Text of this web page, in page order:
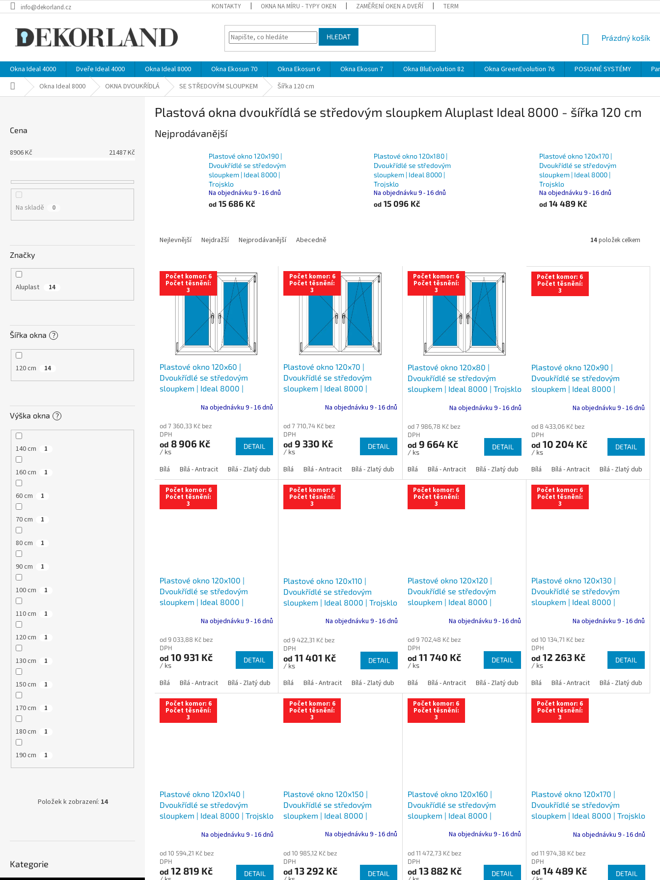
Přejít
na
info@dekorland.cz KONTAKTY OKNA NA MÍRU - TYPY OKEN ZAMĚŘENÍ OKEN A DVEŘÍ TERMÍNY
HLEDAT
NÁKUPNÍ
Prázdný košík
Okna Ideal 4000 Dveře Ideal 4000 Okna Ideal 8000 Okna Ekosun 70 Okna Ekosun 6 Okna Ekosun 7 Okna BluEvolution 82 Okna GreenEvolution 76 POSUVNÉ SYSTÉMY
Domů Okna Ideal 8000 OKNA DVOUKŘÍDLÁ SE STŘEDOVÝM SLOUPKEM Šířka 120 cm
Cena
8906Kč 21487Kč
Na skladě 0
Značky
Aluplast 14
Šířka okna ?
120 cm 14
Výška okna ?
140 cm 1
160 cm 1
60 cm 1
70 cm 1
80 cm 1
90 cm 1
100 cm 1
110 cm 1
120 cm 1
130 cm 1
150 cm 1
170 cm 1
180 cm 1
190 cm 1
Položek k zobrazení: 14
kategorie
Kategorie
Plastová okna dvoukřídlá se středovým sloupkem Aluplast Ideal 8000 - šířka 120 cm
Nejprodávanější
Plastové okno 120x190 |
Dvoukřídlé se středovým
sloupkem | Ideal 8000 |
Trojsklo
Na objednávku 9 - 16 dnů
od 15 686 Kč
Plastové okno 120x180 |
Dvoukřídlé se středovým
sloupkem | Ideal 8000 |
Trojsklo
Na objednávku 9 - 16 dnů
od 15 096 Kč
Plastové okno 120x170 |
Dvoukřídlé se středovým
sloupkem | Ideal 8000 |
Trojsklo
Na objednávku 9 - 16 dnů
od14 489 Kč
n
p
Nejlevnější Nejdražší Nejprodávanější Abecedně 14položek celkem
V
p
Počet komor: 6
Počet těsnění:
3
Plastové okno 120x60 |
Dvoukřídlé se středovým
sloupkem | Ideal 8000 |
Na objednávku 9 - 16 dnů
od 7 360,33 Kč bez
DPH
od 8 906 Kč
/ ks
DETAIL
Bílá Bílá - Antracit Bílá - Zlatý dub Bílá - Tmavý dub Bílá - Ořech Bílá - Mahagon Antracit Zlatý dub Tmavý dub Ořech Mahagon
Počet komor: 6
Počet těsnění:
3
Plastové okno 120x70 |
Dvoukřídlé se středovým
sloupkem | Ideal 8000 |
Na objednávku 9 - 16 dnů
od 7 710,74 Kč bez
DPH
od 9 330 Kč
/ ks
DETAIL
Bílá Bílá - Antracit Bílá - Zlatý dub Bílá - Tmavý dub Bílá - Ořech Bílá - Mahagon Antracit Zlatý dub Tmavý dub
Počet komor: 6
Počet těsnění:
3
Plastové okno 120x80 |
Dvoukřídlé se středovým
sloupkem | Ideal 8000 | Trojsklo
Na objednávku 9 - 16 dnů
od 7 986,78 Kč bez
DPH
od 9 664 Kč
/ ks
DETAIL
Bílá Bílá - Antracit Bílá - Zlatý dub Bílá - Tmavý dub Bílá - Ořech Bílá -
Počet komor: 6
Počet těsnění:
3
Plastové okno 120x90 |
Dvoukřídlé se středovým
sloupkem | Ideal 8000 |
Na objednávku 9 - 16 dnů
od 8 433,06 Kč bez
DPH
od 10 204 Kč
/ ks
DETAIL
Bílá Bílá - Antracit Bílá - Zlatý dub
Počet komor: 6
Počet těsnění:
3
Plastové okno 120x100 |
Dvoukřídlé se středovým
sloupkem | Ideal 8000 |
Na objednávku 9 - 16 dnů
od 9 033,88 Kč bez
DPH
od 10 931 Kč
/ ks
DETAIL
Bílá Bílá - Antracit Bílá - Zlatý dub Bílá - Tmavý dub Bílá - Ořech Bílá - Mahagon Antracit Zlatý dub Tmavý dub Ořech Mahagon
Počet komor: 6
Počet těsnění:
3
Plastové okno 120x110 |
Dvoukřídlé se středovým
sloupkem | Ideal 8000 | Trojsklo
Na objednávku 9 - 16 dnů
od 9 422,31 Kč bez
DPH
od 11 401 Kč
/ ks
DETAIL
Bílá Bílá - Antracit Bílá - Zlatý dub Bílá - Tmavý dub Bílá - Ořech Bílá - Mahagon Antracit Zlatý dub Tmavý dub
Počet komor: 6
Počet těsnění:
3
Plastové okno 120x120 |
Dvoukřídlé se středovým
sloupkem | Ideal 8000 |
Na objednávku 9 - 16 dnů
od 9 702,48 Kč bez
DPH
od 11 740 Kč
/ ks
DETAIL
Bílá Bílá - Antracit Bílá - Zlatý dub Bílá - Tmavý dub Bílá - Ořech Bílá -
Počet komor: 6
Počet těsnění:
3
Plastové okno 120x130 |
Dvoukřídlé se středovým
sloupkem | Ideal 8000 |
Na objednávku 9 - 16 dnů
od 10 134,71 Kč bez
DPH
od 12 263 Kč
/ ks
DETAIL
Bílá Bílá - Antracit Bílá - Zlatý dub
Počet komor: 6
Počet těsnění:
3
Plastové okno 120x140 |
Dvoukřídlé se středovým
sloupkem | Ideal 8000 | Trojsklo
Na objednávku 9 - 16 dnů
od 10 594,21 Kč bez
DPH
od 12 819 Kč DETAIL
Počet komor: 6
Počet těsnění:
3
Plastové okno 120x150 |
Dvoukřídlé se středovým
sloupkem | Ideal 8000 |
Na objednávku 9 - 16 dnů
od 10 985,12 Kč bez
DPH
od 13 292 Kč DETAIL
Počet komor: 6
Počet těsnění:
3
Plastové okno 120x160 |
Dvoukřídlé se středovým
sloupkem | Ideal 8000 |
Na objednávku 9 - 16 dnů
od 11 472,73 Kč bez
DPH
od 13 882 Kč DETAIL
Počet komor: 6
Počet těsnění:
3
Plastové okno 120x170 |
Dvoukřídlé se středovým
sloupkem | Ideal 8000 | Trojsklo
Na objednávku 9 - 16 dnů
od 11 974,38 Kč bez
DPH
od 14 489 Kč DETAIL